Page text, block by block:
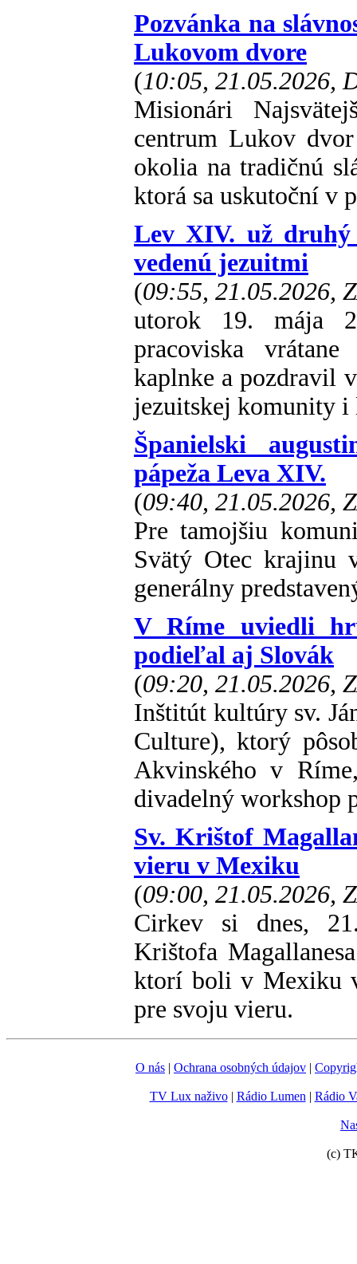
Pozvánka na
Lukovom dvore
(10:05, 21.05.2026,
Misionári
centrum Lukov
okolia na tradičnú
ktorá sa uskutoční v
Lev XIV. už druhý
vedenú jezuitmi
(09:55, 21.05.2026,
utorok 19. mája
pracoviska
kaplnke a pozdravil
jezuitskej komunity i
Španielski
pápeža Leva XIV.
(09:40, 21.05.2026,
Pre tamojšiu
Svätý Otec krajinu
generálny
V Ríme uviedli
podieľal aj Slovák
(09:20, 21.05.2026,
Inštitút kultúry sv.
Culture), ktorý
Akvinského v
divadelný workshop
Sv. Krištof
vieru v Mexiku
(09:00, 21.05.2026,
Cirkev si dnes,
Krištofa
ktorí boli v Mexiku
pre svoju vieru.
O nás | Ochrana osobných údajov |
TV Lux naživo| Rádio Lumen | Rádio
(c)